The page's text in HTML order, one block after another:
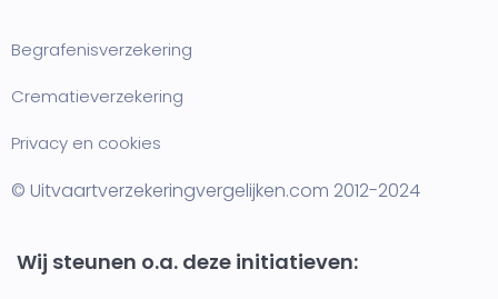
Begrafenisverzekering
Crematieverzekering
Privacy en cookies
© Uitvaartverzekeringvergelijken.com 2012-2024
Wij steunen o.a. deze initiatieven: